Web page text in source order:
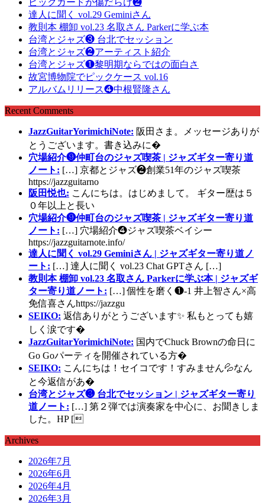
達人に聞く vol.29 Geminiさん
教則本 棚卸 vol.23 名取さん Parkerに学ぶ本
台湾とジャズ❸ 台北でセッション
台湾とジャズ❷アーティスト紹介
台湾とジャズ❶黎明期ならではの面白さ
故宮博物院でピックケース vol.16
アルバムリリース❹中根賢隆さん
Recent Comments
JazzGuitarYorimichiNote: 阪田さま。メッセージありが
とうございます。書き込みに�
穴場紹介❾仲町台のジャズ喫茶 | ジャズギター寄り道
ノート: […] 京都とジャズ❷創業51年のジャズ喫茶
https://jazzguitarno
阪田悦也: こんにちは。はじめまして。 ギター歴は５
０年以上と長い
穴場紹介❾仲町台のジャズ喫茶 | ジャズギター寄り道
ノート: […] 穴場紹介❹ジャズ喫茶ベイシー
https://jazzguitarnote.info/
達人に聞く vol.29 Geminiさん | ジャズギター寄り道ノ
ート: […] 達人に聞く vol.23 Chat GPTさん […]
教則本 棚卸 vol.23 名取さん Parkerに学ぶ本 | ジャズギ
ター寄り道ノート: […] 個性を磨く❶-1 井上智さん×高
免信喜さんhttps://jazzgu
SEIKO: 返信ありがとうございます✨ 私もとっても嬉
しく涙です�
JazzGuitarYorimichiNote: 国内でChuck Brownの命日に
Go Goパーティを開催されている方�
SEIKO: こんにちは！セイコです！すみません💦なん
と今返信があ�
台湾とジャズ❸ 台北でセッション | ジャズギター寄り
道ノート: […] 第２弾では演奏家を中心に、お聞きしま
した。HP [
Archives
2026年7月
2026年6月
2026年4月
2026年3月